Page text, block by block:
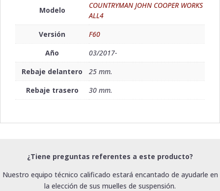
Modelo
COUNTRYMAN JOHN COOPER WORKS
ALL4
Versión
F60
Año
03/2017-
Rebaje delantero
25 mm.
Rebaje trasero
30 mm.
¿Tiene preguntas referentes a este producto?
Nuestro equipo técnico calificado estará encantado de ayudarle en
la elección de sus muelles de suspensión.